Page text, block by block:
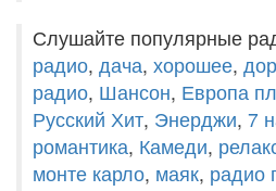
Слушайте популярные
радио, дача, хорошее,
радио, Шансон, Европа
Русский Хит, Энерджи, 7
романтика, Камеди,
монте карло, маяк, радио